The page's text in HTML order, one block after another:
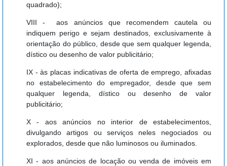
quadrado);
VIII - aos anúncios que recomendem cautela ou
indiquem perigo e sejam destinados, exclusivamente à
orientação do público, desde que sem qualquer legenda,
dístico ou desenho de valor publicitário;
IX - às placas indicativas de oferta de emprego, afixadas
no estabelecimento do empregador, desde que sem
qualquer legenda, dístico ou desenho de valor
publicitário;
X - aos anúncios no interior de estabelecimentos,
divulgando artigos ou serviços neles negociados ou
explorados, desde que não luminosos ou iluminados.
XI - aos anúncios de locação ou venda de imóveis em